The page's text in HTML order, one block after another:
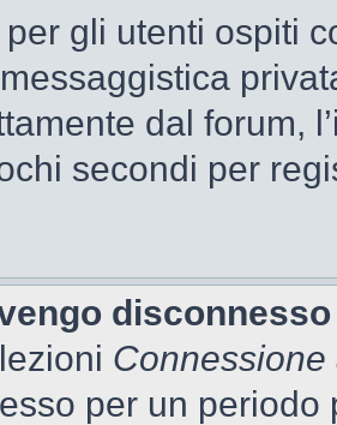
gli utenti ospiti
dal forum,
secondi per
per un